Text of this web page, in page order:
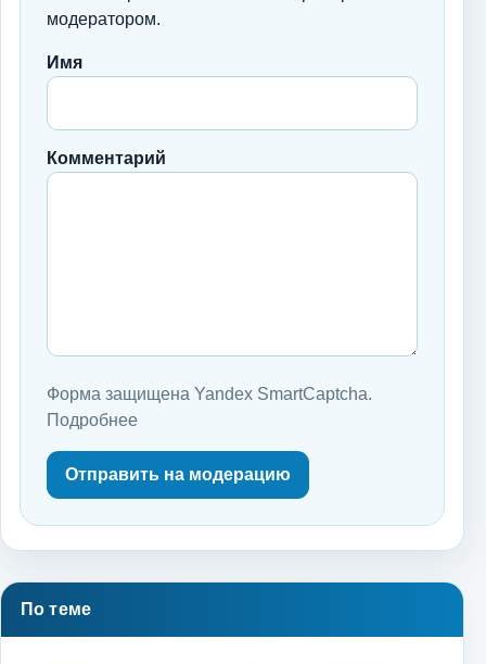
модератором.
Имя
Комментарий
Форма защищена Yandex SmartCaptcha.
Подробнее
Отправить на модерацию
По теме